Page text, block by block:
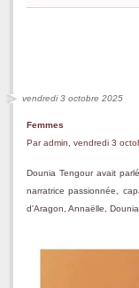
vendredi 3 octobre 2025
Femmes
Par admin, vendredi 3
Dounia Tengour avait
narratrice passionnée,
d'Aragon, Annaëlle,